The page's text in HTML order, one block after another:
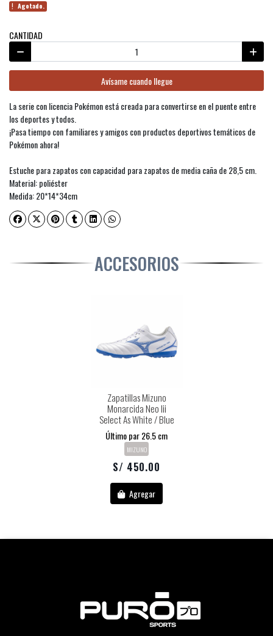
Agotado.
CANTIDAD
Avísame cuando llegue
La serie con licencia Pokémon está creada para convertirse en el puente entre
los deportes y todos.
¡Pasa tiempo con familiares y amigos con productos deportivos temáticos de
Pokémon ahora!
Estuche para zapatos con capacidad para zapatos de media caña de 28,5 cm.
Material: poliéster
Medida: 20*14*34cm
ACCESORIOS
Zapatillas Mizuno
Monarcida Neo Iii
Select As White / Blue
Último par 26.5 cm
MIZUNO
S/ 450.00
Agregar